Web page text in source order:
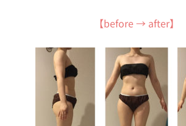
【before → after】